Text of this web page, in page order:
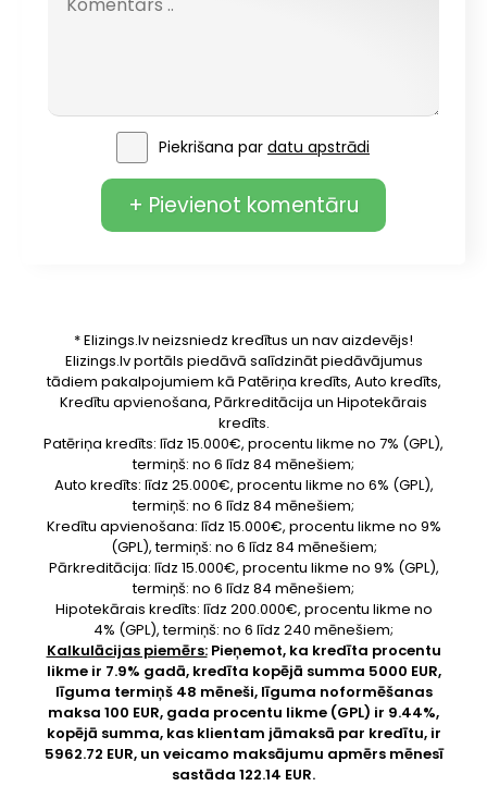
Piekrišana par datu apstrādi
+ Pievienot komentāru
* Elizings.lv neizsniedz kredītus un nav aizdevējs!
Elizings.lv portāls piedāvā salīdzināt piedāvājumus
tādiem pakalpojumiem kā Patēriņa kredīts, Auto kredīts,
Kredītu apvienošana, Pārkreditācija un Hipotekārais
kredīts.
Patēriņa kredīts: līdz 15.000€, procentu likme no 7% (GPL),
termiņš: no 6 līdz 84 mēnešiem;
Auto kredīts: līdz 25.000€, procentu likme no 6% (GPL),
termiņš: no 6 līdz 84 mēnešiem;
Kredītu apvienošana: līdz 15.000€, procentu likme no 9%
(GPL), termiņš: no 6 līdz 84 mēnešiem;
Pārkreditācija: līdz 15.000€, procentu likme no 9% (GPL),
termiņš: no 6 līdz 84 mēnešiem;
Hipotekārais kredīts: līdz 200.000€, procentu likme no
4% (GPL), termiņš: no 6 līdz 240 mēnešiem;
Kalkulācijas piemērs:Pieņemot, ka kredīta procentu
likme ir 7.9% gadā, kredīta kopējā summa 5000 EUR,
līguma termiņš 48 mēneši, līguma noformēšanas
maksa 100 EUR, gada procentu likme (GPL) ir 9.44%,
kopējā summa, kas klientam jāmaksā par kredītu, ir
5962.72 EUR, un veicamo maksājumu apmērs mēnesī
sastāda 122.14 EUR.